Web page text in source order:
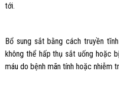
tới.
Bổ sung sắt bằng cách truyền
không thể hấp thụ sắt uống hoặc
máu do bệnh mãn tính hoặc nhiễm